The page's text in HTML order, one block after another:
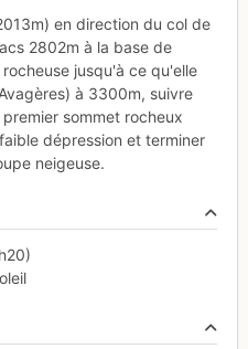
en direction du col de
2802m à la base de
jusqu'à ce qu'elle
à 3300m, suivre
sommet rocheux
dépression et terminer
neigeuse.